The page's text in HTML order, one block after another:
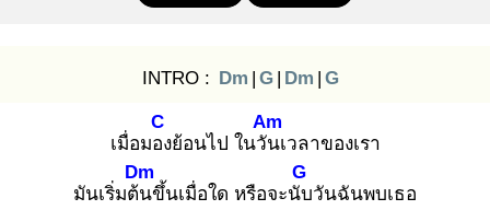
INTRO : Dm | G | Dm | G
เมื่อมอง
C
ย้อนไป ในวัน
Am
เวลาของเรา
มันเริ่มต้น
Dm
ขึ้นเมื่อใด หรือจะนับ
G
วันฉันพบเธอ